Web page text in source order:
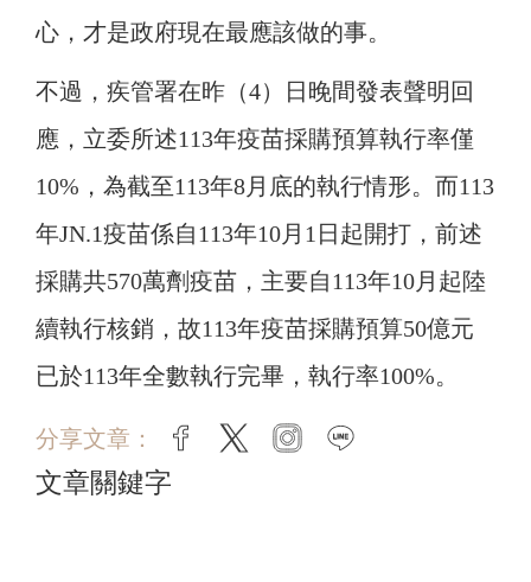
心，才是政府現在最應該做的事。
不過，疾管署在昨（4）日晚間發表聲明回
應，立委所述113年疫苗採購預算執行率僅
10%，為截至113年8月底的執行情形。而113
年JN.1疫苗係自113年10月1日起開打，前述
採購共570萬劑疫苗，主要自113年10月起陸
續執行核銷，故113年疫苗採購預算50億元
已於113年全數執行完畢，執行率100%。
分享文章： facebook
twitter instagram
文章關鍵字